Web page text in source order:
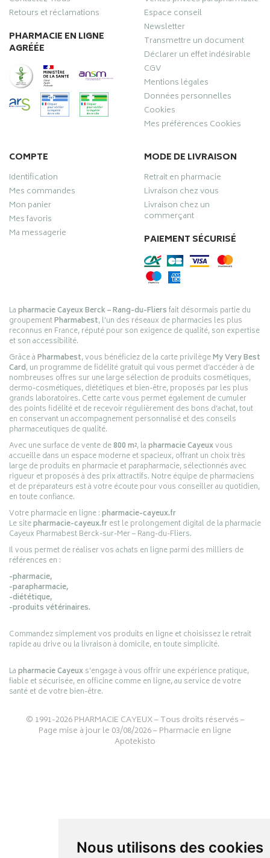
Nous utilisons des cookies
Retours et réclamations
PHARMACIE EN LIGNE
AGRÉÉE
Espace conseil
Newsletter
Transmettre un document
Déclarer un effet indésirable
CGV
Mentions légales
Données personnelles
Cookies
Mes préférences Cookies
COMPTE
Identification
Mes commandes
Mon panier
Mes favoris
Ma messagerie
MODE DE LIVRAISON
Retrait en pharmacie
Livraison chez vous
Livraison chez un
commerçant
PAIEMENT SÉCURISÉ
Lapharmacie Cayeux Berck – Rang-du-Fliersfait désormais partie du
groupementPharmabest, l’un des réseaux de pharmacies les plus
reconnus en France, réputé pour son exigence de qualité, son expertise
et son accessibilité.
Grâce àPharmabest, vous bénéficiez de la carte privilègeMy Very Best
Card, un programme de fidélité gratuit qui vous permet d’accéder à de
nombreuses offres sur une large sélection de produits cosmétiques,
dermo-cosmétiques, diététiques et bien-être, proposés par les plus
grands laboratoires. Cette carte vous permet également de cumuler
des points fidélité et de recevoir régulièrement des bons d’achat, tout
en conservant un accompagnement personnalisé et des conseils
pharmaceutiques de qualité.
Avec une surface de vente de800 m², lapharmacie Cayeuxvous
accueille dans un espace moderne et spacieux, offrant un choix très
large de produits en pharmacie et parapharmacie, sélectionnés avec
rigueur et proposés à des prix attractifs. Notre équipe de pharmaciens
et de préparateurs est à votre écoute pour vous conseiller au quotidien,
en toute confiance.
Votre pharmacie en ligne :pharmacie-cayeux.fr
Le sitepharmacie-cayeux.frest le prolongement digital de la pharmacie
Cayeux Pharmabest Berck-sur-Mer – Rang-du-Fliers.
Il vous permet de réaliser vos achats en ligne parmi des milliers de
références en :
-pharmacie,
-parapharmacie,
-diététique,
-produits vétérinaires.
Commandez simplement vos produits en ligne et choisissez le retrait
rapide au drive ou la livraison à domicile, en toute simplicité.
Lapharmacie Cayeuxs’engage à vous offrir une expérience pratique,
fiable et sécurisée, en officine comme en ligne, au service de votre
santé et de votre bien-être.
© 1991-2026PHARMACIE CAYEUX– Tous droits réservés –
Page mise à jour le 03/08/2026 –Pharmacie en ligne
Apotekisto